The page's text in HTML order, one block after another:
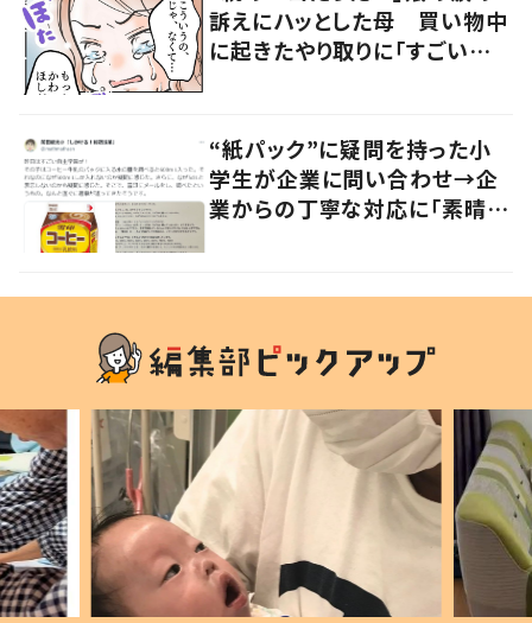
訴えにハッとした母 買い物中
に起きたやり取りに「すごい分
“紙パック”に疑問を持った小
学生が企業に問い合わせ→企
業からの丁寧な対応に「素晴ら